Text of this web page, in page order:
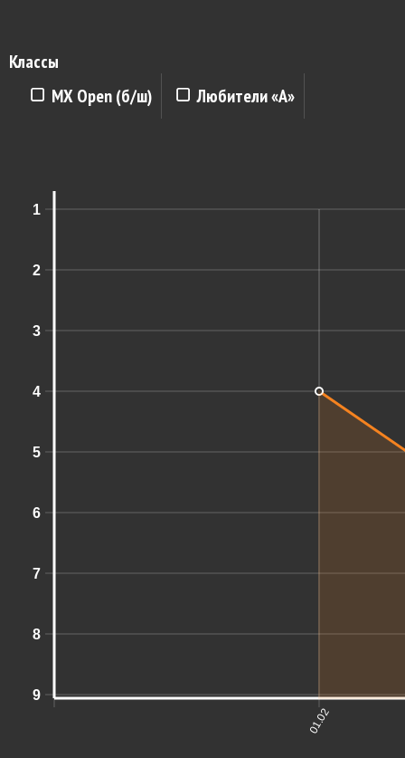
Классы
MX Open (б/ш)
Любители «A»
1
2
3
4
5
6
7
8
9
01.02